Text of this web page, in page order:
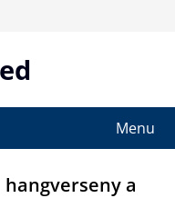
Menu
a